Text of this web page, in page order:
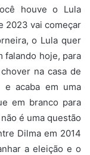
houve o Lula
2023 vai começar
o Lula quer
falando hoje, para
na casa de
acaba em uma
em branco para
é uma questão
Dilma em 2014
a eleição e o